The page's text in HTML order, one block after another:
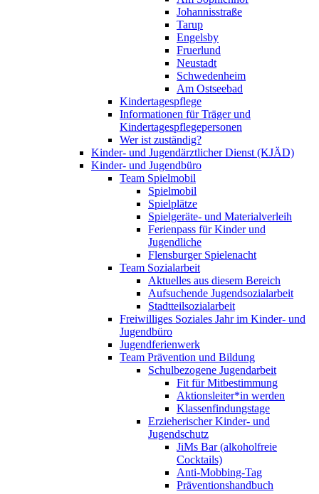
Johannisstraße
Tarup
Engelsby
Fruerlund
Neustadt
Schwedenheim
Am Ostseebad
Kindertagespflege
Informationen für Träger und
Kindertagespflegepersonen
Wer ist zuständig?
Kinder- und Jugendärztlicher Dienst (KJÄD)
Kinder- und Jugendbüro
Team Spielmobil
Spielmobil
Spielplätze
Spielgeräte- und Materialverleih
Ferienpass für Kinder und
Jugendliche
Flensburger Spielenacht
Team Sozialarbeit
Aktuelles aus diesem Bereich
Aufsuchende Jugendsozialarbeit
Stadtteilsozialarbeit
Freiwilliges Soziales Jahr im Kinder- und
Jugendbüro
Jugendferienwerk
Team Prävention und Bildung
Schulbezogene Jugendarbeit
Fit für Mitbestimmung
Aktionsleiter*in werden
Klassenfindungstage
Erzieherischer Kinder- und
Jugendschutz
JiMs Bar (alkoholfreie
Cocktails)
Anti-Mobbing-Tag
Präventionshandbuch